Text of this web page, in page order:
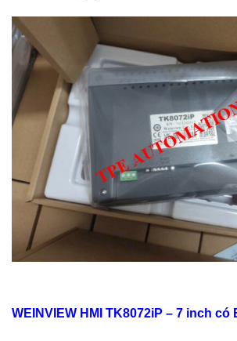
WEINVIEW HMI TK8072iP – 7 inch có